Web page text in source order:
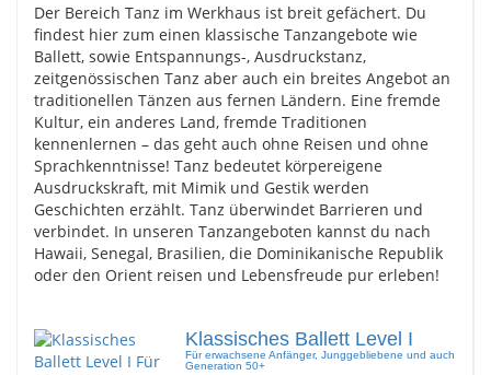
Der Bereich Tanz im Werkhaus ist breit gefächert. Du
findest hier zum einen klassische Tanzangebote wie
Ballett, sowie Entspannungs-, Ausdruckstanz,
zeitgenössischen Tanz aber auch ein breites Angebot an
traditionellen Tänzen aus fernen Ländern. Eine fremde
Kultur, ein anderes Land, fremde Traditionen
kennenlernen – das geht auch ohne Reisen und ohne
Sprachkenntnisse! Tanz bedeutet körpereigene
Ausdruckskraft, mit Mimik und Gestik werden
Geschichten erzählt. Tanz überwindet Barrieren und
verbindet. In unseren Tanzangeboten kannst du nach
Hawaii, Senegal, Brasilien, die Dominikanische Republik
oder den Orient reisen und Lebensfreude pur erleben!
Klassisches Ballett Level I
Für erwachsene Anfänger, Junggebliebene und auch
Generation 50+